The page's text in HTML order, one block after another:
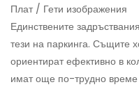
Плат / Гети изображения
Единствените
тези на паркинга. Същите
ориентират ефективно в
имат още по-трудно време